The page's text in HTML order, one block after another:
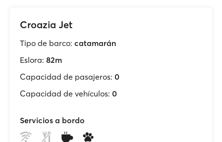
Croazia Jet
Tipo de barco: catamarán
Eslora: 82m
Capacidad de pasajeros: 0
Capacidad de vehículos: 0
Servicios a bordo